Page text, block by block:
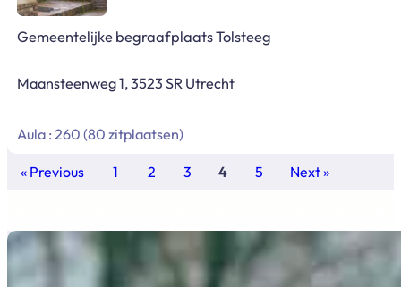
Gemeentelijke begraafplaats Tolsteeg
Maansteenweg 1, 3523 SR Utrecht
Aula : 260 (80 zitplaatsen)
« Previous 1 2 3 4 5 Next »